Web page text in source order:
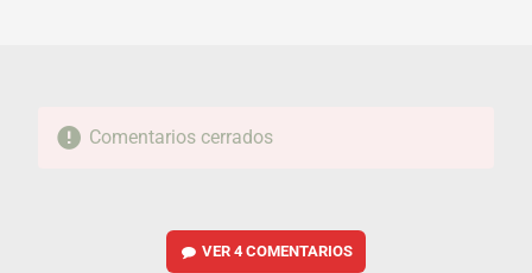
Comentarios cerrados
VER4 COMENTARIOS